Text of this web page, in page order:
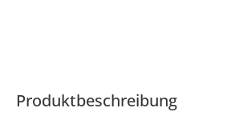
Produktbeschreibung